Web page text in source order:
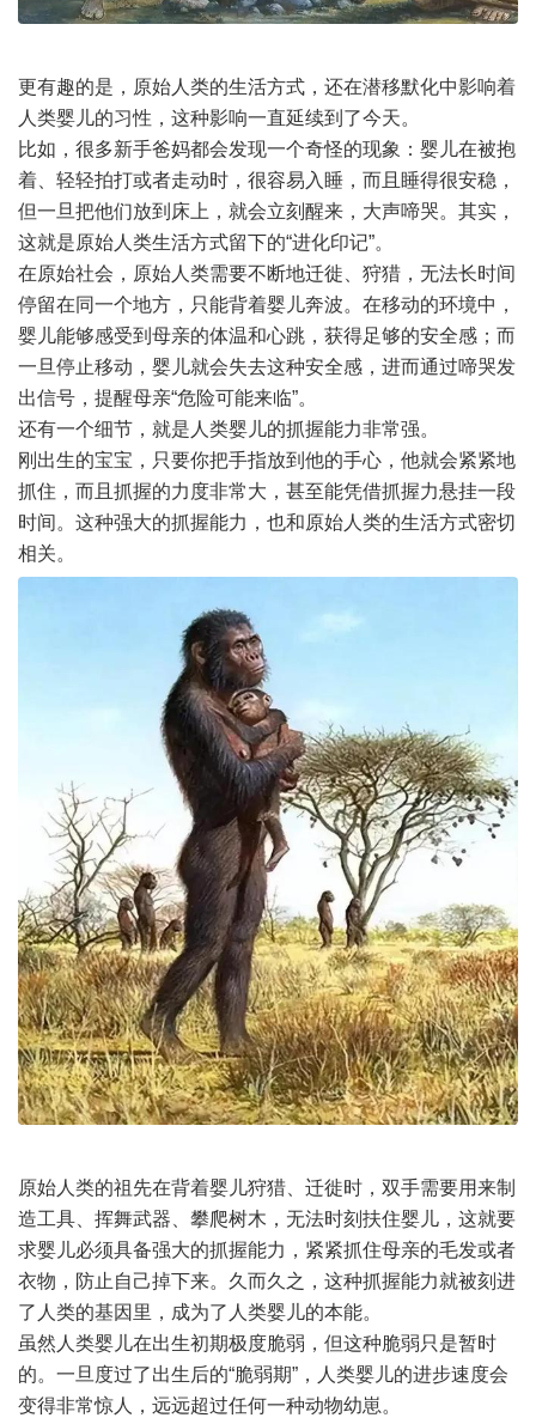
更有趣的是，原始人类的生活方式，还在潜移默化中影响着
人类婴儿的习性，这种影响一直延续到了今天。
比如，很多新手爸妈都会发现一个奇怪的现象：婴儿在被抱
着、轻轻拍打或者走动时，很容易入睡，而且睡得很安稳，
但一旦把他们放到床上，就会立刻醒来，大声啼哭。其实，
这就是原始人类生活方式留下的“进化印记”。
在原始社会，原始人类需要不断地迁徙、狩猎，无法长时间
停留在同一个地方，只能背着婴儿奔波。在移动的环境中，
婴儿能够感受到母亲的体温和心跳，获得足够的安全感；而
一旦停止移动，婴儿就会失去这种安全感，进而通过啼哭发
出信号，提醒母亲“危险可能来临”。
还有一个细节，就是人类婴儿的抓握能力非常强。
刚出生的宝宝，只要你把手指放到他的手心，他就会紧紧地
抓住，而且抓握的力度非常大，甚至能凭借抓握力悬挂一段
时间。这种强大的抓握能力，也和原始人类的生活方式密切
相关。
原始人类的祖先在背着婴儿狩猎、迁徙时，双手需要用来制
造工具、挥舞武器、攀爬树木，无法时刻扶住婴儿，这就要
求婴儿必须具备强大的抓握能力，紧紧抓住母亲的毛发或者
衣物，防止自己掉下来。久而久之，这种抓握能力就被刻进
了人类的基因里，成为了人类婴儿的本能。
虽然人类婴儿在出生初期极度脆弱，但这种脆弱只是暂时
的。一旦度过了出生后的“脆弱期”，人类婴儿的进步速度会
变得非常惊人，远远超过任何一种动物幼崽。